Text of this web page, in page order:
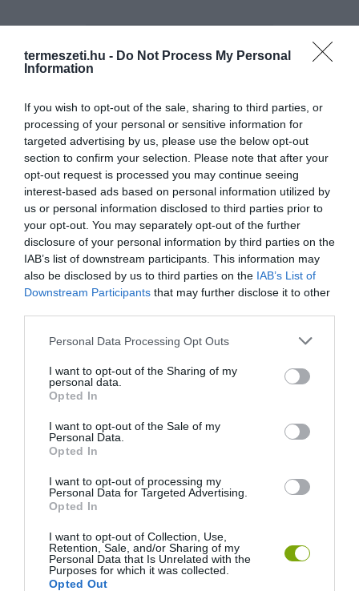
termeszeti.hu - Do Not Process My Personal
Information
If you wish to opt-out of the sale, sharing to third parties, or
processing of your personal or sensitive information for
targeted advertising by us, please use the below opt-out
section to confirm your selection. Please note that after your
opt-out request is processed you may continue seeing
interest-based ads based on personal information utilized by
us or personal information disclosed to third parties prior to
your opt-out. You may separately opt-out of the further
disclosure of your personal information by third parties on the
IAB’s list of downstream participants. This information may
also be disclosed by us to third parties on the IAB’s List of
Downstream Participants that may further disclose it to other
Please note that this website/app uses one or more Google
not limited to your visit or usage behaviour. You may click to
grant or deny consent to Google and its third-party tags to
use your data for below specified purposes in below Google
consent section.
Personal Data Processing Opt Outs
I want to opt-out of the Sharing of my
personal data.
Opted In
I want to opt-out of the Sale of my
Personal Data.
Opted In
I want to opt-out of processing my
Personal Data for Targeted Advertising.
Opted In
I want to opt-out of Collection, Use,
Retention, Sale, and/or Sharing of my
Personal Data that Is Unrelated with the
Purposes for which it was collected.
Opted Out
ELŐZŐ CIKK
MILLIÓK KÖVETIK, AHOGY EGY HELYBÉLI MUTATJA BE
GRÖNLAND TÖRTÉNELMÉT, KULTÚRÁJÁT ÉS MINDENNAPJAIT
KÖVETKEZŐ CIKK
INDUL A KERESÉS! KI LÁTTA HAZÁNK LEGIDŐSEBB, LEGALÁBB
13 ÉVES GYŰRŰS NAGY FAKOPÁNCSÁT?
HASONLÓ ÉRDEKESSÉGEK
PANNONHALMI
ARBORÉTUMBA
2026-08-04
KÖRNYÉKÉN: TERMÉSZET,
SZŐLŐ ÉS KOMLÓ
TALÁLKOZÁSA